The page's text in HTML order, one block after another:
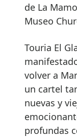
de La
Museo
Touria El
volver a
un cartel
nuevas y
profundas